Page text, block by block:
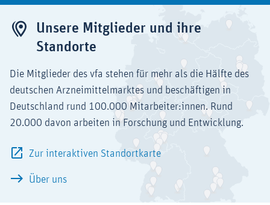
Unsere Mitglieder und ihre
Standorte
Die Mitglieder des vfa stehen für mehr als die Hälfte des
deutschen Arzneimittelmarktes und beschäftigen in
Deutschland rund 100.000 Mitarbeiter:innen. Rund
20.000 davon arbeiten in Forschung und Entwicklung.
Zur interaktiven Standortkarte
Über uns